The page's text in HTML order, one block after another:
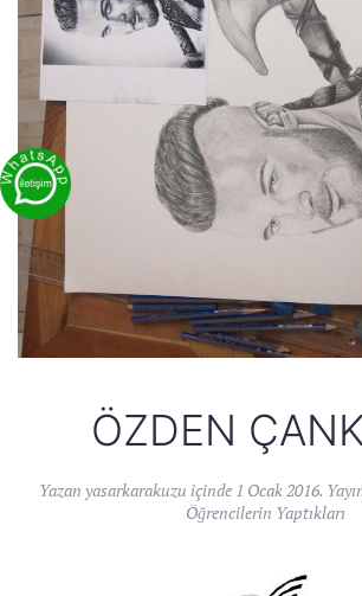
ÖZDEN
Yazan yasarkarakuzu içinde 1 Ocak 2016.
Öğrencilerin Yaptıkları